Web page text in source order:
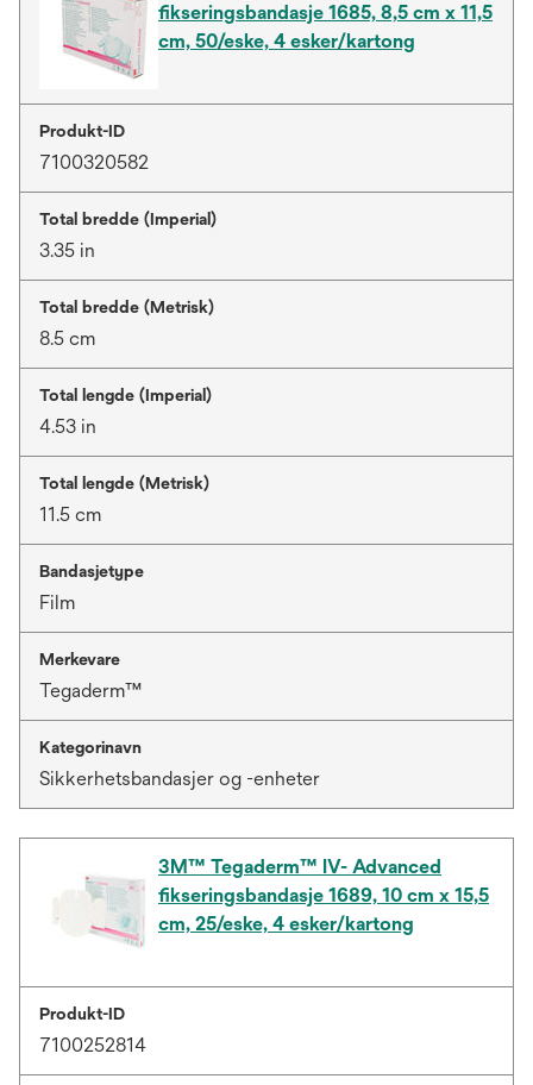
fikseringsbandasje 1685, 8,5 cm x 11,5
cm, 50/eske, 4 esker/kartong
Produkt-ID
7100320582
Total bredde (Imperial)
3.35 in
Total bredde (Metrisk)
8.5 cm
Total lengde (Imperial)
4.53 in
Total lengde (Metrisk)
11.5 cm
Bandasjetype
Film
Merkevare
Tegaderm™
Kategorinavn
Sikkerhetsbandasjer og -enheter
3M™ Tegaderm™ IV- Advanced
fikseringsbandasje 1689, 10 cm x 15,5
cm, 25/eske, 4 esker/kartong
Produkt-ID
7100252814